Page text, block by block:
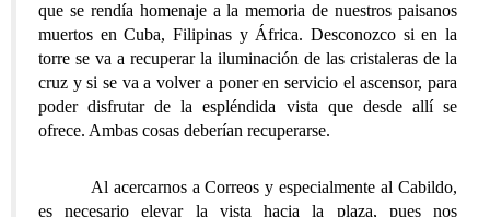
que se rendía homenaje a la memoria de nuestros paisanos
muertos en Cuba, Filipinas y África. Desconozco si en la
torre se va a recuperar la iluminación de las cristaleras de la
cruz y si se va a volver a poner en servicio el ascensor, para
poder disfrutar de la espléndida vista que desde allí se
ofrece. Ambas cosas deberían recuperarse.
Al acercarnos a Correos y especialmente al Cabildo,
es necesario elevar la vista hacia la plaza, pues nos